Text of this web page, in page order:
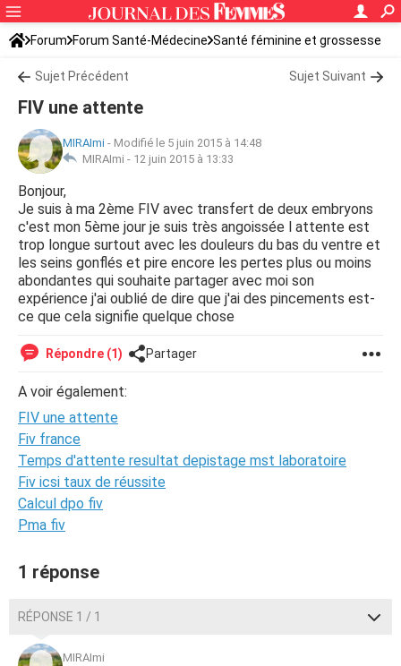
Forum Forum Santé-Médecine Santé féminine et grossesse
Sujet Précédent Sujet Suivant
FIV une attente
MIRAImi - Modifié le 5 juin 2015 à 14:48
MIRAImi - 12 juin 2015 à 13:33
Bonjour,
Je suis à ma 2ème FIV avec transfert de deux embryons
c'est mon 5ème jour je suis très angoissée l attente est
trop longue surtout avec les douleurs du bas du ventre et
les seins gonflés et pire encore les pertes plus ou moins
abondantes qui souhaite partager avec moi son
expérience j'ai oublié de dire que j'ai des pincements est-
ce que cela signifie quelque chose
Répondre (1) Partager
A voir également:
FIV une attente
Fiv france
Temps d'attente resultat depistage mst laboratoire
Fiv icsi taux de réussite
Calcul dpo fiv
Pma fiv
1 réponse
RÉPONSE 1 / 1
MIRAImi